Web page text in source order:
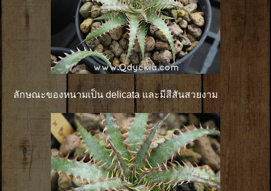
ลักษณะของหนามเป็น delicata และมีสีสันสวยงาม